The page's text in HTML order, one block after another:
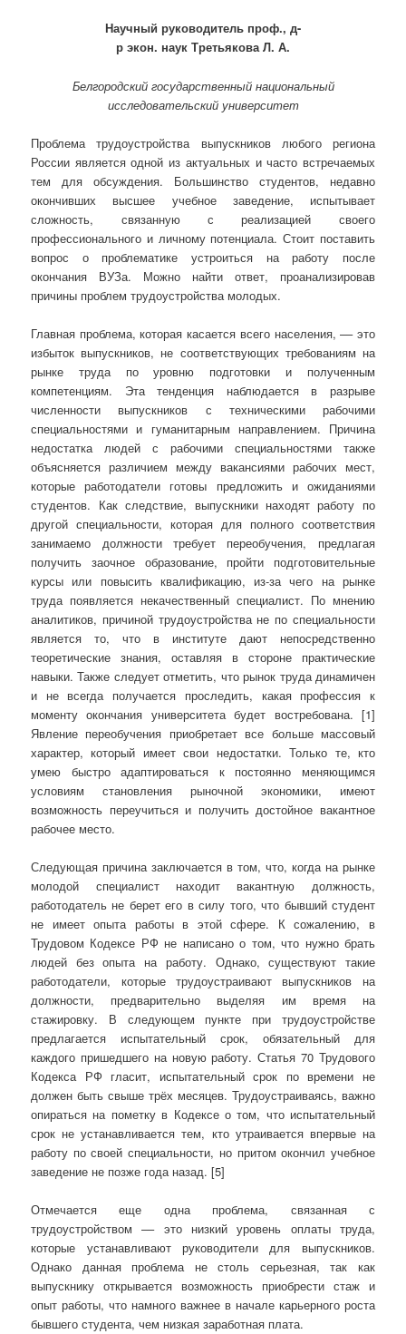
Научный руководитель проф., д-
р экон. наук Третьякова Л. А.
Белгородский государственный национальный
исследовательский университет
Проблема трудоустройства выпускников любого региона
России является одной из актуальных и часто встречаемых
тем для обсуждения. Большинство студентов, недавно
окончивших высшее учебное заведение, испытывает
сложность, связанную с реализацией своего
профессионального и личному потенциала. Стоит поставить
вопрос о проблематике устроиться на работу после
окончания ВУЗа. Можно найти ответ, проанализировав
причины проблем трудоустройства молодых.
Главная проблема, которая касается всего населения, ­­­­–– это
избыток выпускников, не соответствующих требованиям на
рынке труда по уровню подготовки и полученным
компетенциям. Эта тенденция наблюдается в разрыве
численности выпускников с техническими рабочими
специальностями и гуманитарным направлением. Причина
недостатка людей с рабочими специальностями также
объясняется различием между вакансиями рабочих мест,
которые работодатели готовы предложить и ожиданиями
студентов. Как следствие, выпускники находят работу по
другой специальности, которая для полного соответствия
занимаемо должности требует переобучения, предлагая
получить заочное образование, пройти подготовительные
курсы или повысить квалификацию, из-за чего на рынке
труда появляется некачественный специалист. По мнению
аналитиков, причиной трудоустройства не по специальности
является то, что в институте дают непосредственно
теоретические знания, оставляя в стороне практические
навыки. Также следует отметить, что рынок труда динамичен
и не всегда получается проследить, какая профессия к
моменту окончания университета будет востребована. [1]
Явление переобучения приобретает все больше массовый
характер, который имеет свои недостатки. Только те, кто
умею быстро адаптироваться к постоянно меняющимся
условиям становления рыночной экономики, имеют
возможность переучиться и получить достойное вакантное
рабочее место.
Следующая причина заключается в том, что, когда на рынке
молодой специалист находит вакантную должность,
работодатель не берет его в силу того, что бывший студент
не имеет опыта работы в этой сфере. К сожалению, в
Трудовом Кодексе РФ не написано о том, что нужно брать
людей без опыта на работу. Однако, существуют такие
работодатели, которые трудоустраивают выпускников на
должности, предварительно выделяя им время на
стажировку. В следующем пункте при трудоустройстве
предлагается испытательный срок, обязательный для
каждого пришедшего на новую работу. Статья 70 Трудового
Кодекса РФ гласит, испытательный срок по времени не
должен быть свыше трёх месяцев. Трудоустраиваясь, важно
опираться на пометку в Кодексе о том, что испытательный
срок не устанавливается тем, кто утраивается впервые на
работу по своей специальности, но притом окончил учебное
заведение не позже года назад. [5]
Отмечается еще одна проблема, связанная с
трудоустройством –– это низкий уровень оплаты труда,
которые устанавливают руководители для выпускников.
Однако данная проблема не столь серьезная, так как
выпускнику открывается возможность приобрести стаж и
опыт работы, что намного важнее в начале карьерного роста
бывшего студента, чем низкая заработная плата.